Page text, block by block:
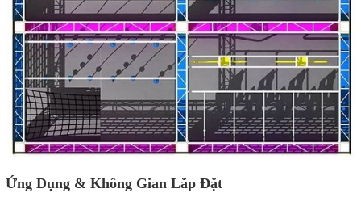
Ứng Dụng & Không Gian Lắp Đặt